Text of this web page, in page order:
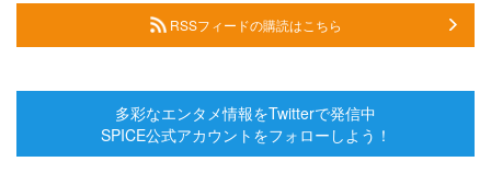
RSSフィードの購読はこちら
多彩なエンタメ情報をTwitterで発信中
SPICE公式アカウントをフォローしよう！